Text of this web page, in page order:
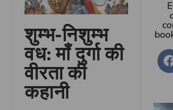
शुम्भ-निशुम्भ
वध: माँ दुर्गा की
वीरता की
कहानी